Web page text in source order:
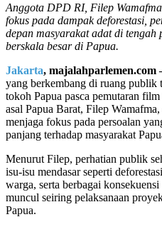
Anggota DPD RI, Filep
fokus pada dampak deforestasi,
depan masyarakat adat di tengah
berskala besar di Papua.
Jakarta,
yang berkembang di ruang publik
tokoh Papua pasca pemutaran
asal Papua Barat, Filep
menjaga fokus pada persoalan
panjang terhadap masyarakat
Menurut Filep, perhatian publik
isu-isu mendasar seperti
warga, serta berbagai
muncul seiring pelaksanaan
Papua.